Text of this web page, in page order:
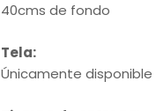
40cms de fondo
Tela:
Únicamente disponible